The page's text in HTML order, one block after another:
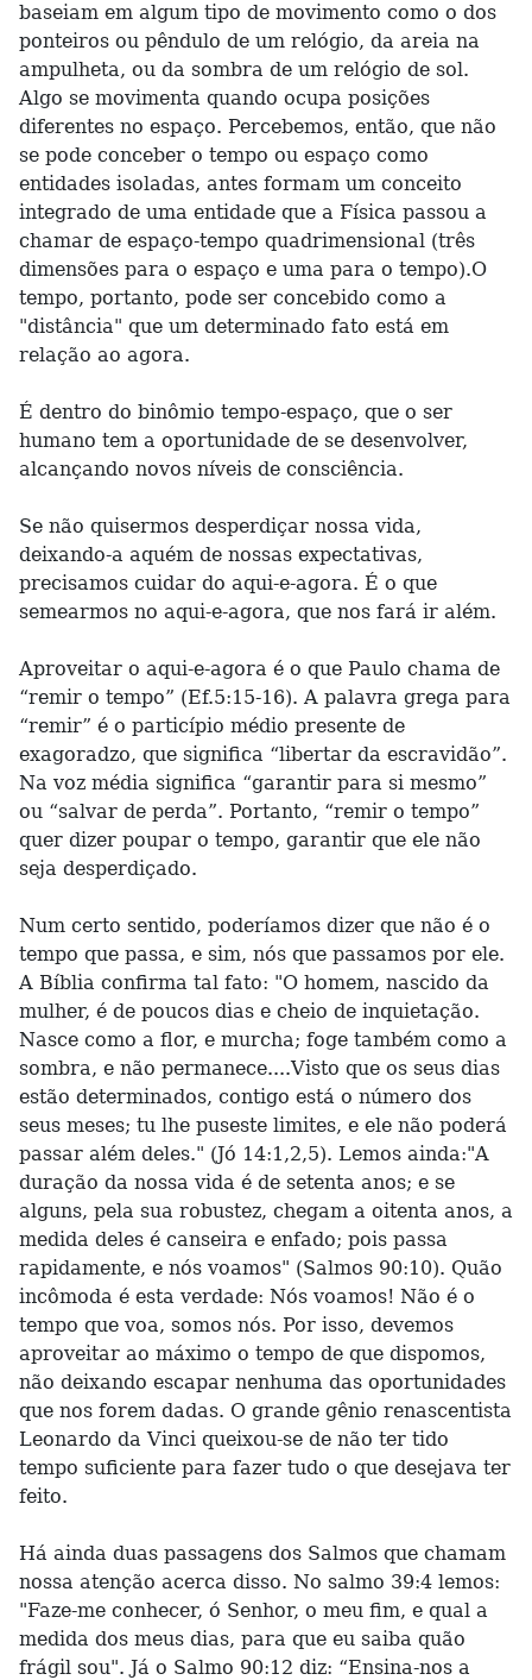
baseiam em algum tipo de movimento como o dos
ponteiros ou pêndulo de um relógio, da areia na
ampulheta, ou da sombra de um relógio de sol.
Algo se movimenta quando ocupa posições
diferentes no espaço. Percebemos, então, que não
se pode conceber o tempo ou espaço como
entidades isoladas, antes formam um conceito
integrado de uma entidade que a Física passou a
chamar de espaço-tempo quadrimensional (três
dimensões para o espaço e uma para o tempo).O
tempo, portanto, pode ser concebido como a
"distância" que um determinado fato está em
relação ao agora.
É dentro do binômio tempo-espaço, que o ser
humano tem a oportunidade de se desenvolver,
alcançando novos níveis de consciência.
Se não quisermos desperdiçar nossa vida,
deixando-a aquém de nossas expectativas,
precisamos cuidar do aqui-e-agora. É o que
semearmos no aqui-e-agora, que nos fará ir além.
Aproveitar o aqui-e-agora é o que Paulo chama de
“remir o tempo” (Ef.5:15-16). A palavra grega para
“remir” é o particípio médio presente de
exagoradzo, que significa “libertar da escravidão”.
Na voz média significa “garantir para si mesmo”
ou “salvar de perda”. Portanto, “remir o tempo”
quer dizer poupar o tempo, garantir que ele não
seja desperdiçado.
Num certo sentido, poderíamos dizer que não é o
tempo que passa, e sim, nós que passamos por ele.
A Bíblia confirma tal fato: "O homem, nascido da
mulher, é de poucos dias e cheio de inquietação.
Nasce como a flor, e murcha; foge também como a
sombra, e não permanece....Visto que os seus dias
estão determinados, contigo está o número dos
seus meses; tu lhe puseste limites, e ele não poderá
passar além deles." (Jó 14:1,2,5). Lemos ainda:"A
duração da nossa vida é de setenta anos; e se
alguns, pela sua robustez, chegam a oitenta anos, a
medida deles é canseira e enfado; pois passa
rapidamente, e nós voamos" (Salmos 90:10). Quão
incômoda é esta verdade: Nós voamos! Não é o
tempo que voa, somos nós. Por isso, devemos
aproveitar ao máximo o tempo de que dispomos,
não deixando escapar nenhuma das oportunidades
que nos forem dadas. O grande gênio renascentista
Leonardo da Vinci queixou-se de não ter tido
tempo suficiente para fazer tudo o que desejava ter
feito.
Há ainda duas passagens dos Salmos que chamam
nossa atenção acerca disso. No salmo 39:4 lemos:
"Faze-me conhecer, ó Senhor, o meu fim, e qual a
medida dos meus dias, para que eu saiba quão
frágil sou". Já o Salmo 90:12 diz: “Ensina-nos a